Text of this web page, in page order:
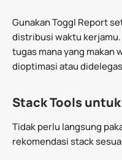
Gunakan Toggl Report
distribusi waktu
tugas mana yang makan
dioptimasi atau
Stack Tools untuk
Tidak perlu langsung
rekomendasi stack